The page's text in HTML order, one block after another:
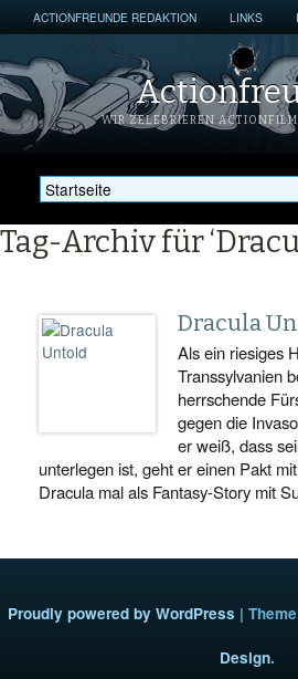
ACTIONFREUNDE REDAKTION LINKS
WIR ZELEBRIEREN
Tag-Archiv für
Dracula
Als ein riesiges
Transsylvanien
herrschende
gegen die
er weiß, dass
unterlegen ist, geht er einen Pakt
Dracula mal als Fantasy-Story mit
Proudly powered by WordPress |
Design.